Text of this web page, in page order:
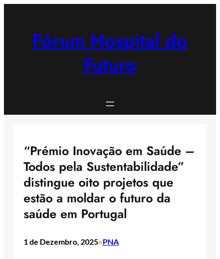
Fórum Hospital do
Futuro
“Prémio Inovação em Saúde –
Todos pela Sustentabilidade”
distingue oito projetos que
estão a moldar o futuro da
saúde em Portugal
1 de Dezembro, 2025•PNA